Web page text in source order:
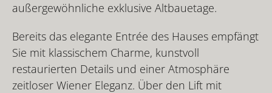
außergewöhnliche exklusive Altbauetage.
Bereits das elegante Entrée des Hauses empfängt
Sie mit klassischem Charme, kunstvoll
restaurierten Details und einer Atmosphäre
zeitloser Wiener Eleganz. Über den Lift mit